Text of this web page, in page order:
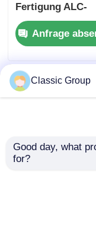
Fertigung ALC-
Wandpaneel
Anfrage
Classic Group
Good day, what
for?